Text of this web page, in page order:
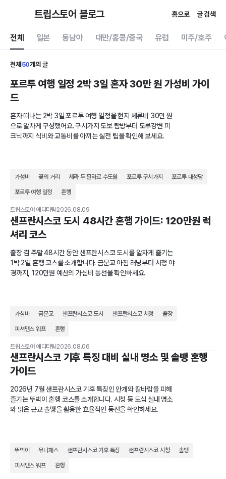
트립스토어 블로그 홈으로 글 검색
전체 일본 동남아 대만/홍콩/중국 유럽 미주/호주
전체 50개의 글
포르투 여행 일정 2박 3일 혼자 30만 원 가성비 가이
드
혼자 떠나는 2박 3일 포르투 여행 일정을 현지 체류비 30만 원
으로 알차게 구성했어요. 구시가지 도보 탐방부터 도루강변 피
크닉까지 식비와 교통비를 아끼는 실전 팁을 확인해 보세요.
가성비 꽃의 거리 세라 두 필라르 수도원 포르투 구시가지 포르투 대성당
포르투 여행 일정 혼행
트립스토어 에디터팀 2026.08.09
샌프란시스코 도시 48시간 혼행 가이드: 120만원 럭
셔리 코스
출장 겸 주말 48시간 동안 샌프란시스코 도시를 알차게 즐기는
1박 2일 혼행 코스를 소개합니다. 금문교 아침 러닝부터 시청 야
경까지, 120만원 예산의 가심비 동선을 확인하세요.
가심비 금문교 샌프란시스코 도시 샌프란시스코 시청 출장
피셔맨스 워프 혼행
트립스토어 에디터팀 2026.08.06
샌프란시스코 기후 특징 대비 실내 명소 및 솔뱅 혼행
가이드
2026년 7월 샌프란시스코 기후 특징인 안개와 칼바람을 피해
즐기는 뚜벅이 혼행 코스를 소개합니다. 시청 등 도심 실내 명소
와 맑은 근교 솔뱅을 활용한 효율적인 동선을 확인하세요.
뚜벅이 뮤니패스 샌프란시스코 기후 특징 샌프란시스코 시청 솔뱅
피셔맨스 워프 혼행